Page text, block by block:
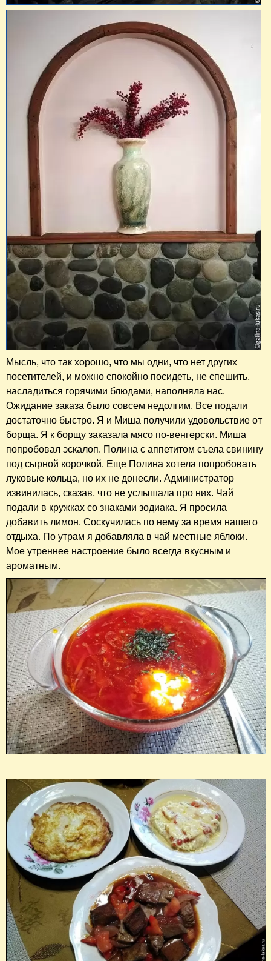
Мысль, что так хорошо, что мы одни, что нет других
посетителей, и можно спокойно посидеть, не спешить,
насладиться горячими блюдами, наполняла нас.
Ожидание заказа было совсем недолгим. Все подали
достаточно быстро. Я и Миша получили удовольствие от
борща. Я к борщу заказала мясо по-венгерски. Миша
попробовал эскалоп. Полина с аппетитом съела свинину
под сырной корочкой. Еще Полина хотела попробовать
луковые кольца, но их не донесли. Администратор
извинилась, сказав, что не услышала про них. Чай
подали в кружках со знаками зодиака. Я просила
добавить лимон. Соскучилась по нему за время нашего
отдыха. По утрам я добавляла в чай местные яблоки.
Мое утреннее настроение было всегда вкусным и
ароматным.